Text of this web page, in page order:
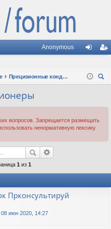
Anonymous
д ис
ац
Прецизионные кондиционеры
вопросов. Запрещается размещать
ненормативную лексику.
1 из 1
Прконсультируй
08 июн 2020, 14:27